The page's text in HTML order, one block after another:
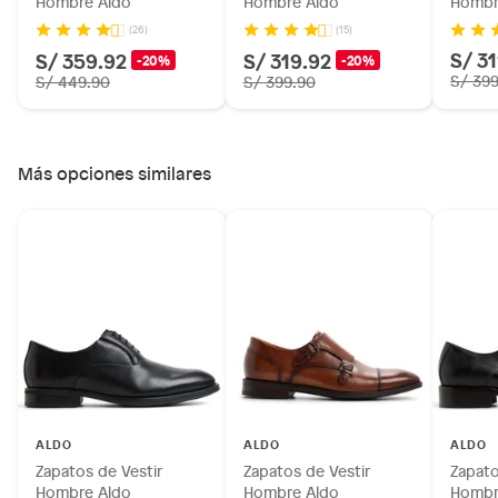
(26)
S/ 359.92 -20%
S/ 449.90
(15)
S/ 319.92 -20%
S/ 399.90
S/
S/
Más opciones similares
ALDO
Zapatos de Vestir
Hombre Aldo
ALDO
Zapatos de Vestir
Hombre Aldo
ALDO